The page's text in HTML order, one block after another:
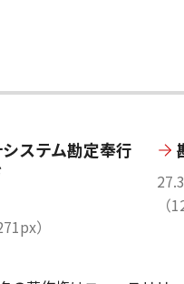
ステム勘定奉行
）
（